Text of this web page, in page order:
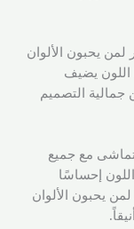
لمن يحبون الألوان
اللون يضيف
جمالية التصميم
مع جميع
إحساسًا
لمن يحبون الألوان